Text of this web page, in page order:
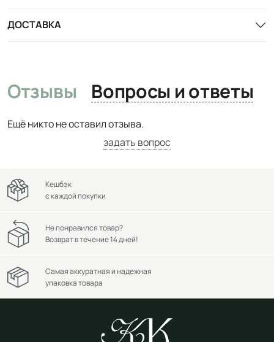
ДОСТАВКА
Отзывы Вопросы и ответы
Ещё никто не оставил отзыва.
задать вопрос
Кешбэк
с каждой покупки
Не понравился товар?
Возврат в течение 14 дней!
Самая аккуратная и надежная
упаковка товара